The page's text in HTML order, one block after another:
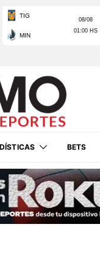
BETS